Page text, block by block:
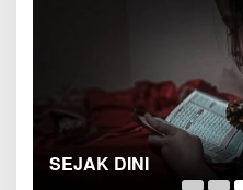
TETAP SEMANGAT